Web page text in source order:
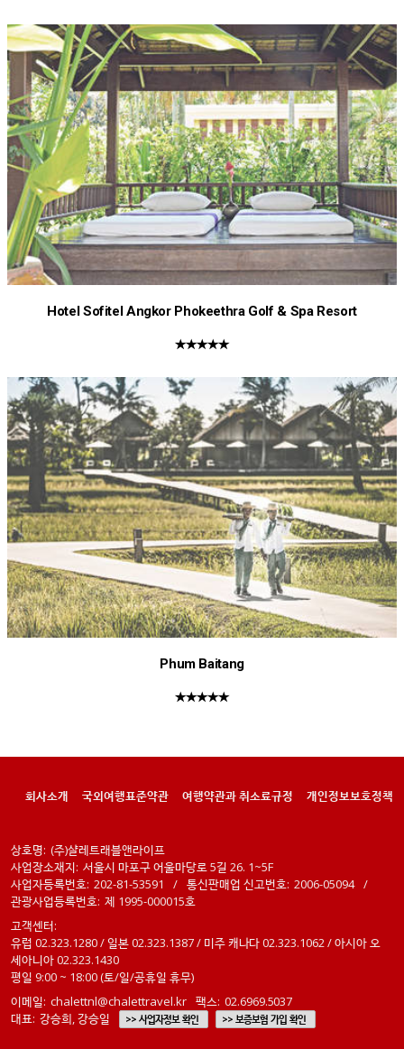
Hotel Sofitel Angkor Phokeethra Golf & Spa Resort
★★★★★
Phum Baitang
★★★★★
회사소개 국외여행표준약관 여행약관과 취소료규정 개인정보보호정책
상호명: (주)샬레트래블앤라이프
사업장소재지: 서울시 마포구 어울마당로 5길 26. 1~5F
사업자등록번호: 202-81-53591 / 통신판매업 신고번호: 2006-05094 /
관광사업등록번호: 제 1995-000015호
고객센터:
유럽 02.323.1280 / 일본 02.323.1387 / 미주 캐나다 02.323.1062 / 아시아 오
세아니아 02.323.1430
평일 9:00 ~ 18:00 (토/일/공휴일 휴무)
이메일: chalettnl@chalettravel.kr 팩스: 02.6969.5037
대표: 강승희, 강승일 >> 사업자정보 확인 >> 보증보험 가입 확인